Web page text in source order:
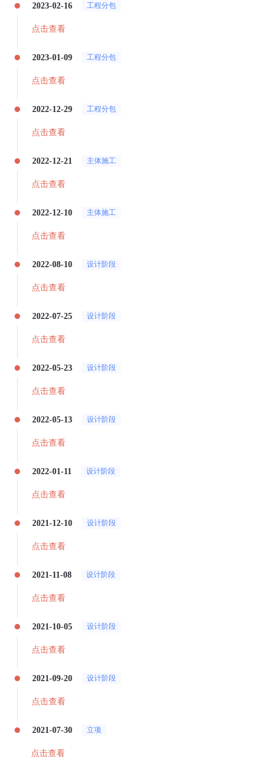
2023-02-16 工程分包
点击查看
2023-01-09 工程分包
点击查看
2022-12-29 工程分包
点击查看
2022-12-21 主体施工
点击查看
2022-12-10 主体施工
点击查看
2022-08-10 设计阶段
点击查看
2022-07-25 设计阶段
点击查看
2022-05-23 设计阶段
点击查看
2022-05-13 设计阶段
点击查看
2022-01-11 设计阶段
点击查看
2021-12-10 设计阶段
点击查看
2021-11-08 设计阶段
点击查看
2021-10-05 设计阶段
点击查看
2021-09-20 设计阶段
点击查看
2021-07-30 立项
点击查看